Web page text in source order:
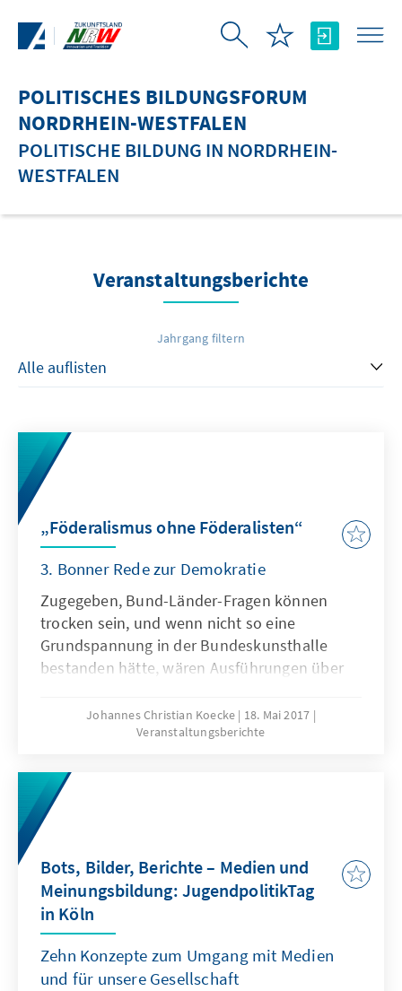
POLITISCHES BILDUNGSFORUM
NORDRHEIN-WESTFALEN
POLITISCHE BILDUNG IN NORDRHEIN-
WESTFALEN
Veranstaltungsberichte
Jahrgang filtern
„Föderalismus ohne Föderalisten“
3. Bonner Rede zur Demokratie
Zugegeben, Bund-Länder-Fragen können
trocken sein, und wenn nicht so eine
Grundspannung in der Bundeskunsthalle
bestanden hätte, wären Ausführungen über
Länderfinanzausgleich und die
Hochschulpolitik auch eher ab- als aufregend
Bonner Rede 2017 ums Ganze, um die
Konstruktion unseres Staates, um die vom
Grundgesetz mit Ewigkeitsgarantie versehene
Gefährdung.
Johannes Christian Koecke
18. Mai 2017
Veranstaltungsberichte
Bots, Bilder, Berichte – Medien und
Meinungsbildung: JugendpolitikTag
in Köln
Zehn Konzepte zum Umgang mit Medien
und für unsere Gesellschaft